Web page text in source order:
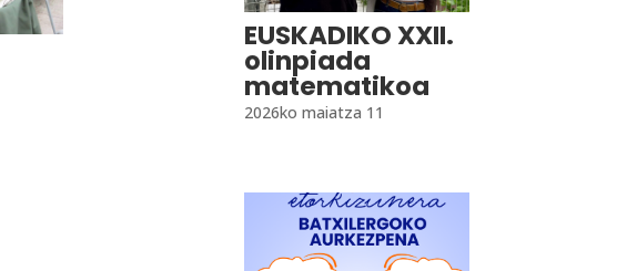
EUSKADIKO XXII.
olinpiada
matematikoa
2026ko maiatza 11